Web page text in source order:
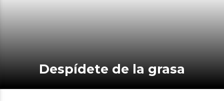
Despídete de la grasa